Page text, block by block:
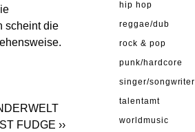
scheint die
FUDGE ››
hip hop
reggae/dub
rock & pop
punk/hardcore
singer/songwriter
talentamt
worldmusic